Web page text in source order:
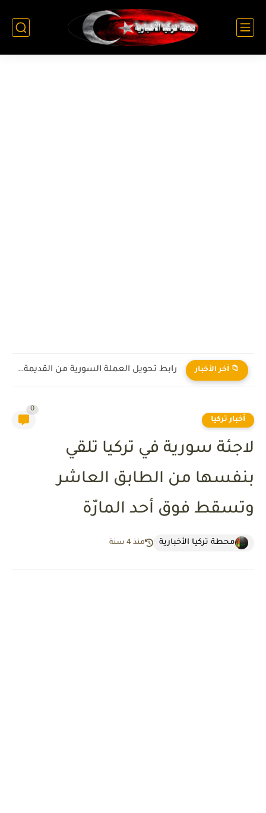
📁 آخر الأخبار رابط تحويل العملة السورية من القديمة إلى الجديدة 2026
أخبار تركيا
0
لاجئة سورية في تركيا تلقي
بنفسها من الطابق العاشر
وتسقط فوق أحد المارّة
محطة تركيا الأخبارية منذ 4 سنة